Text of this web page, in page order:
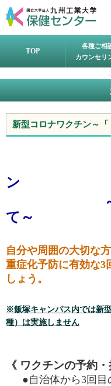
TOP
各種ご相
カウンセリ
新型コロナワクチン～
ン
て～
自分や周囲の大切な
重症化予防に有効な3
しょう。
※飯塚キャンパス内では新
種）は実施しません
《 ワクチンの予約・
●自治体から3回